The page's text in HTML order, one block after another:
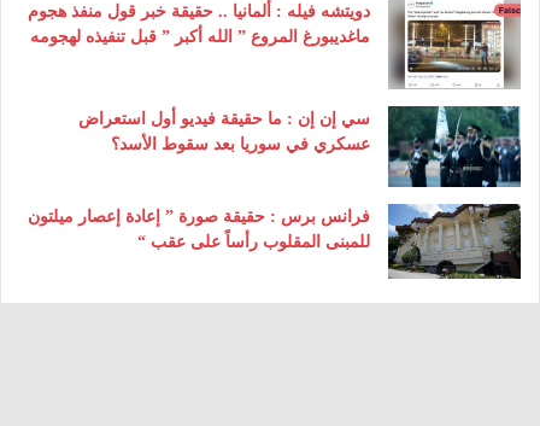
دويتشه فيله : ألمانيا .. حقيقة خبر قول منفذ هجوم
ماغديبورغ المروع ” الله أكبر ” قبل تنفيذه لهجومه
سي إن إن : ما حقيقة فيديو أول استعراض
عسكري في سوريا بعد سقوط الأسد؟
فرانس برس : حقيقة صورة ” إعادة إعصار ميلتون
للمبنى المقلوب رأساً على عقب “